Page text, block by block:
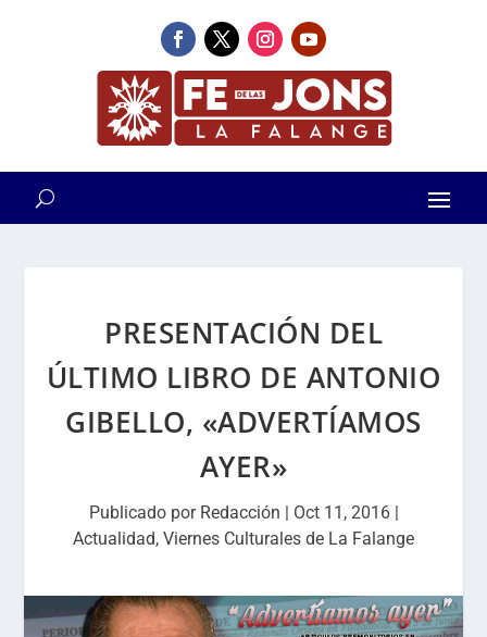
PRESENTACIÓN DEL
ÚLTIMO LIBRO DE ANTONIO
GIBELLO, «ADVERTÍAMOS
AYER»
Publicado por Redacción | Oct 11, 2016|
Actualidad, Viernes Culturales de La Falange